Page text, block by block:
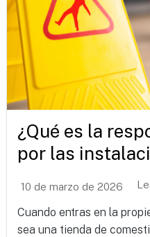
¿Qué es la
por las
10 de marzo de 2026
Cuando entras en la
sea una tienda de